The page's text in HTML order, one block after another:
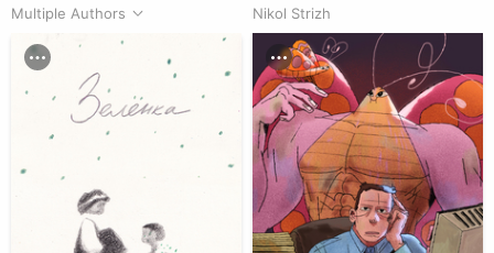
Multiple Authors Nikol Strizh